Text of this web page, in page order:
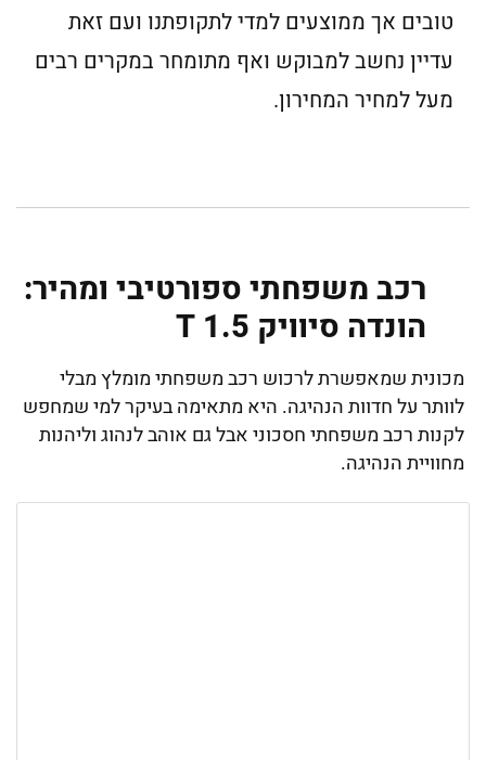
טובים אך ממוצעים למדי לתקופתנו ועם זאת
עדיין נחשב למבוקש ואף מתומחר במקרים רבים
מעל למחיר המחירון.
רכב משפחתי ספורטיבי ומהיר:
הונדה סיוויק 1.5 T
מכונית שמאפשרת לרכוש רכב משפחתי מומלץ מבלי
לוותר על חדוות הנהיגה. היא מתאימה בעיקר למי שמחפש
לקנות רכב משפחתי חסכוני אבל גם אוהב לנהוג וליהנות
מחוויית הנהיגה.